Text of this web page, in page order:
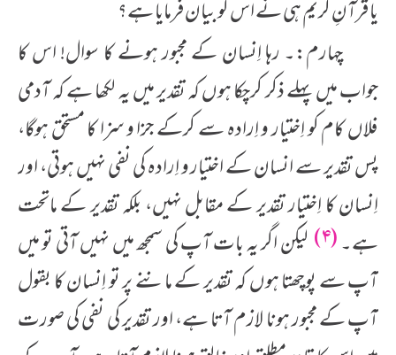
یا قرآنِ کریم ہی نے اس کو بیان فرمایا ہے؟
چہارم:۔ رہا اِنسان کے مجبور ہونے کا سوال! اس کا
جواب میں پہلے ذکر کرچکا ہوں کہ تقدیر میں یہ لکھا ہے کہ آدمی
فلاں کام کو اِختیار و اِرادہ سے کرکے جزا و سزا کا مستحق ہوگا،
پس تقدیر سے انسان کے اختیار و اِرادہ کی نفی نہیں ہوتی، اور
اِنسان کا اِختیار تقدیر کے مقابل نہیں، بلکہ تقدیر کے ماتحت
ہے۔(۴)
لیکن اگر یہ بات آپ کی سمجھ میں نہیں آتی تو میں
آپ سے پوچھتا ہوں کہ تقدیر کے ماننے پر تو اِنسان کا بقول
آپ کے مجبور ہونا لازم آتا ہے، اور تقدیر کی نفی کی صورت